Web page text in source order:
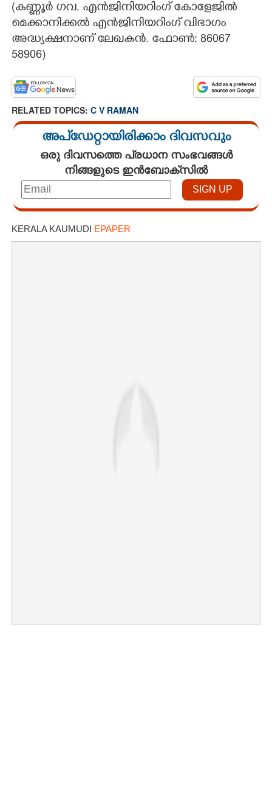
(കണ്ണൂർ ഗവ. എൻജിനിയറിംഗ് കോളേജിൽ
മെക്കാനിക്കൽ എൻജിനിയറിംഗ് വിഭാഗം
അദ്ധ്യക്ഷനാണ് ലേഖകൻ. ഫോൺ: 86067
58906)​
RELATED TOPICS: C V RAMAN
അപ്ഡേറ്റായിരിക്കാം ദിവസവും
ഒരു ദിവസത്തെ പ്രധാന സംഭവങ്ങൾ
നിങ്ങളുടെ ഇൻബോക്സിൽ
KERALA KAUMUDI EPAPER